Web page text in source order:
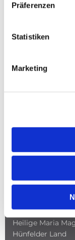
Präferenzen
Statistiken
Marketing
NAVIGATION
Katholische
Heilige Maria
Hünfelder Land